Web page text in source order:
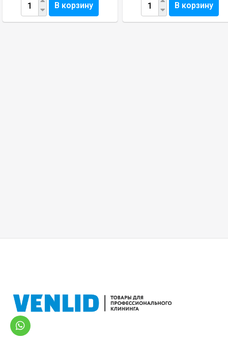
В корзину В корзину